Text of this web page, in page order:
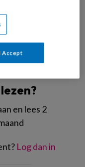
en lees 2
Log dan in
Accept